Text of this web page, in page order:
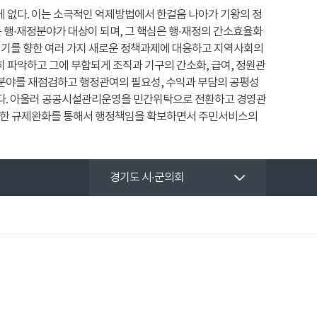
다. 이는 소극적인 억제방법에서 한걸음 나아가 기왕의 정
·재정분야가 대상이 되며, 그 핵심은 행·재정의 간소효율화
를 향한 여러 가지 새로운 정책과제에 대응하고 지역사회의
악하고 그에 부합되게 조직과 기구의 간소화, 급여, 정원관
를 재점검하고 행정관여의 필요성, 수익과 부담의 공평성
아울러 공공시설관리운영을 민간위탁으로 전환하고 경영관
규제완화를 통해서 행정책임을 확보하면서 주민서비스의
경기도 시·군의회